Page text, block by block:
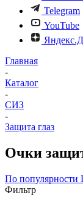
Telegram
YouTube
Главная
-
Каталог
-
СИЗ
-
Защита глаз
Очки
По популярности
Фильтр